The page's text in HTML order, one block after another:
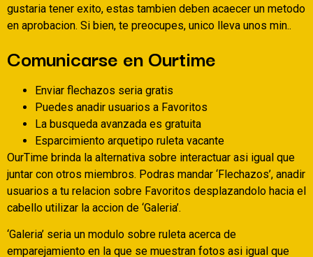
gustaria tener exito, estas tambien deben acaecer un metodo
en aprobacion. Si bien, te preocupes, unico lleva unos min..
Comunicarse en Ourtime
Enviar flechazos seri­a gratis
Puedes anadir usuarios a Favoritos
La busqueda avanzada es gratuita
Esparcimiento arquetipo ruleta vacante
OurTime brinda la alternativa sobre interactuar asi­ igual que
juntar con otros miembros. Podras mandar ‘Flechazos’, anadir
usuarios a tu relacion sobre Favoritos desplazandolo hacia el
cabello utilizar la accion de ‘Galeria’.
‘Galeria’ seri­a un modulo sobre ruleta acerca de
emparejamiento en la que se muestran fotos asi­ igual que